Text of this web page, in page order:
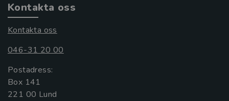
Kontakta oss
Kontakta oss
046-31 20 00
Postadress:
Box 141
221 00 Lund